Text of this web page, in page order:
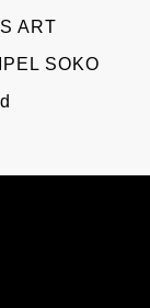
ART
SOKO